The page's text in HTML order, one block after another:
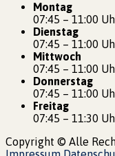
Montag
07:45 – 11:00
Dienstag
07:45 – 11:00
Mittwoch
07:45 – 11:00
Donnerstag
07:45 – 11:00
Freitag
07:45 – 11:30
Copyright © Alle